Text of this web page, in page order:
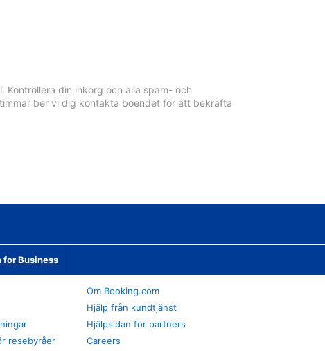
din inkorg och alla spam- och
ber vi dig kontakta boendet för att bekräfta
for Business
resebyråer
Om Booking.com
Hjälp från kundtjänst
Hjälpsidan för partners
Careers